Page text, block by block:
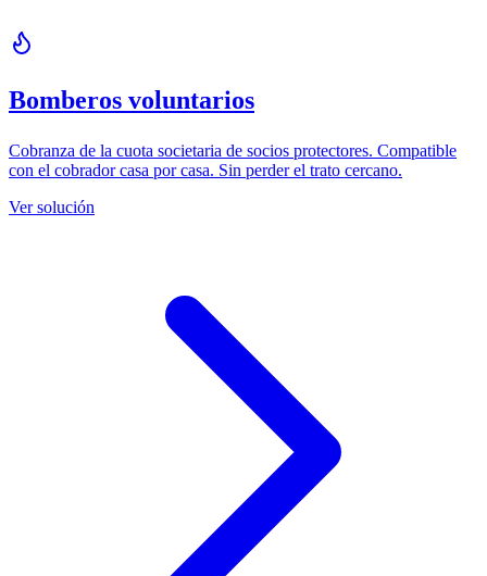
Bomberos voluntarios
Cobranza de la cuota societaria de socios protectores. Compatible
con el cobrador casa por casa. Sin perder el trato cercano.
Ver solución